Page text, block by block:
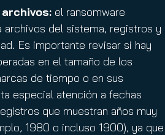
el ransomware
archivos del sistema, registros y
Es importante revisar si hay
en el tamaño de los
de tiempo o en sus
especial atención a fechas
que muestran años muy
1980 o incluso 1900), ya que